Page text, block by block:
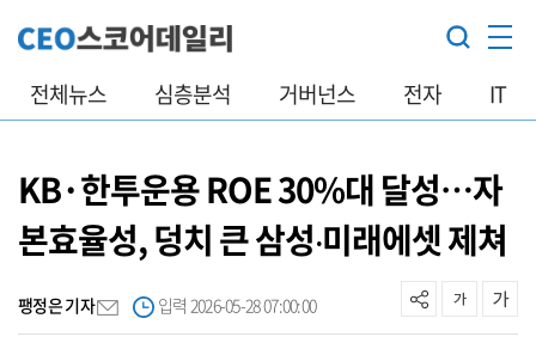
전체뉴스 심층분석 거버넌스 전자 IT
KB·한투운용 ROE 30%대 달성…자
본효율성, 덩치 큰 삼성‧미래에셋 제쳐
팽정은 기자 입력 2026-05-28 07:00:00